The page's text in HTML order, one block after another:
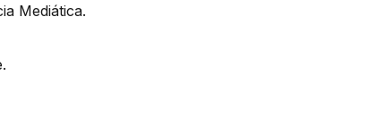
Mediática.